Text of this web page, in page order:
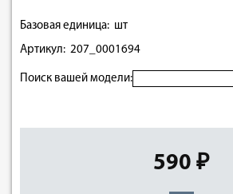
Базовая единица: шт
Артикул: 207_0001694
Поиск вашей модели:
590 ₽